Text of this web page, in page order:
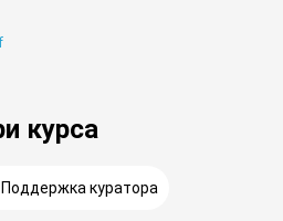
курса
Поддержка куратора